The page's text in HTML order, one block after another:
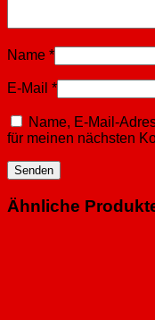
Name *
E-Mail *
Name, E-Mail-
für meinen nächsten
Ähnliche